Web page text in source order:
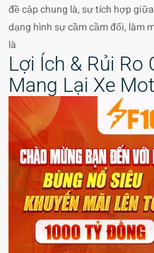
đề cập chung là, sự tích hợp
dạng hình sự cầm cầm đổi, làm
là
Lợi Ích & Rủi Ro
Mang Lại Xe